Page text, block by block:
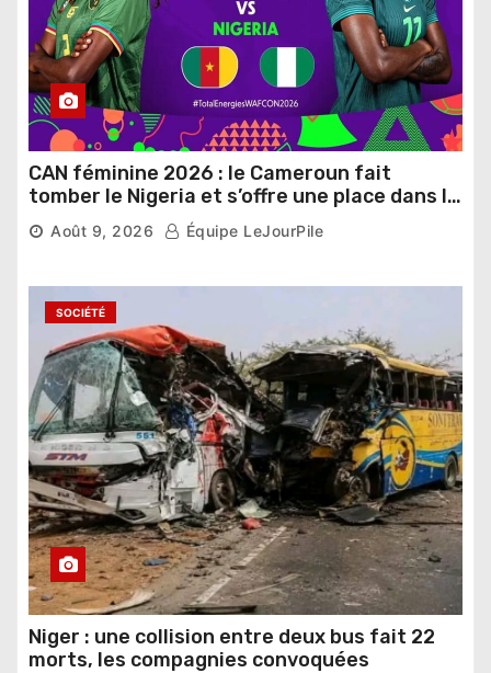
CAN féminine 2026 : le Cameroun fait
tomber le Nigeria et s’offre une place dans le
dernier carré
Août 9, 2026 Équipe LeJourPile
SOCIÉTÉ
Niger : une collision entre deux bus fait 22
morts, les compagnies convoquées